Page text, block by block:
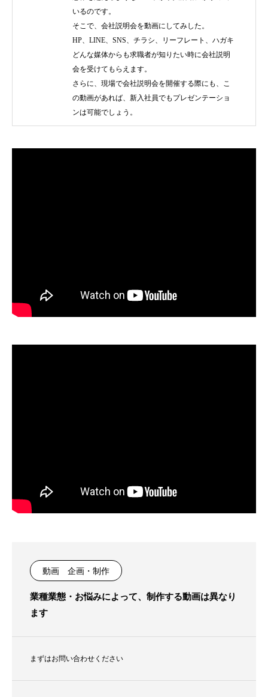
いるのです。
そこで、会社説明会を動画にしてみした。
HP、LINE、SNS、チラシ、リーフレート、ハガキ
どんな媒体からも求職者が知りたい時に会社説明
会を受けてもらえます。
さらに、現場で会社説明会を開催する際にも、こ
の動画があれば、新入社員でもプレゼンテーショ
ンは可能でしょう。
動画 企画・制作
業種業態・お悩みによって、制作する動画は異なり
ます
まずはお問い合わせください